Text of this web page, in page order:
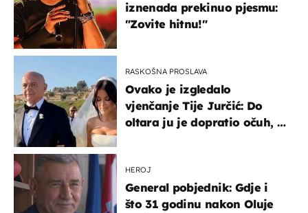
iznenada prekinuo pjesmu:
"Zovite hitnu!"
RASKOŠNA PROSLAVA
Ovako je izgledalo
vjenčanje Tije Jurčić: Do
oltara ju je dopratio očuh, a
HEROJ
General pobjednik: Gdje i
što 31 godinu nakon Oluje